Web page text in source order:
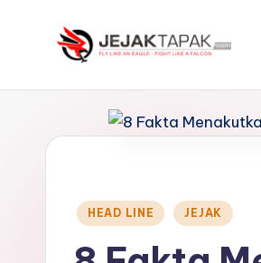
J
An
FightPosted
HEAD LINE JEJAK